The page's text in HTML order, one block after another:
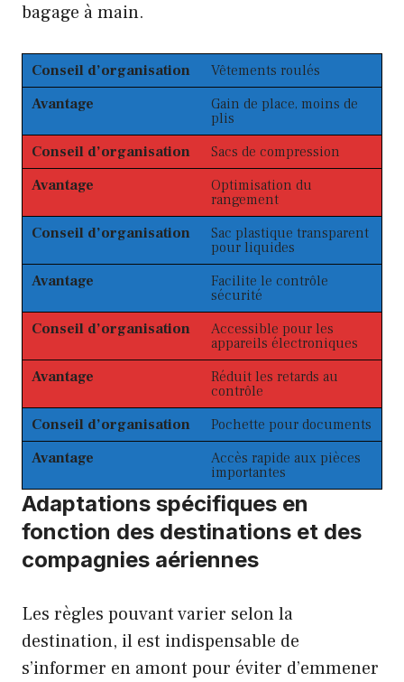
bagage à main.
Conseil d’organisation
Vêtements roulés
Avantage
Gain de place, moins de
plis
Conseil d’organisation
Sacs de compression
Avantage
Optimisation du
rangement
Conseil d’organisation
Sac plastique transparent
pour liquides
Avantage
Facilite le contrôle
sécurité
Conseil d’organisation
Accessible pour les
appareils électroniques
Avantage
Réduit les retards au
contrôle
Conseil d’organisation
Pochette pour documents
Avantage
Accès rapide aux pièces
importantes
Adaptations spécifiques en
fonction des destinations et des
compagnies aériennes
Les règles pouvant varier selon la
destination, il est indispensable de
s’informer en amont pour éviter d’emmener